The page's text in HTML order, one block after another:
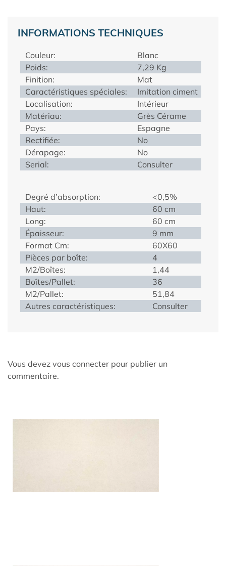
INFORMATIONS TECHNIQUES
Couleur:
Blanc
Poids:
7,29 Kg
Finition:
Mat
Caractéristiques spéciales:
Imitation ciment
Localisation:
Intérieur
Matériau:
Grès Cérame
Pays:
Espagne
Rectifiée:
No
Dérapage:
No
Serial:
Consulter
Degré d’absorption:
<0,5%
Haut:
60 cm
Long:
60 cm
Épaisseur:
9 mm
Format Cm:
60X60
Pièces par boîte:
4
M2/Boîtes:
1,44
Boîtes/Pallet:
36
M2/Pallet:
51,84
Autres caractéristiques:
Consulter
Vous devez vous connecter pour publier un
commentaire.